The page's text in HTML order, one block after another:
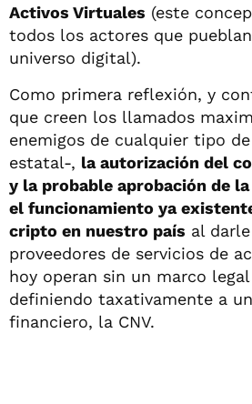
Activos Virtuales (este
todos los actores que
universo digital).
Como primera reflexión, y
que creen los llamados
enemigos de cualquier tipo
estatal-, la autorización del
y la probable aprobación de
el funcionamiento ya
cripto en nuestro país al
proveedores de servicios de
hoy operan sin un marco
definiendo taxativamente a
financiero, la CNV.